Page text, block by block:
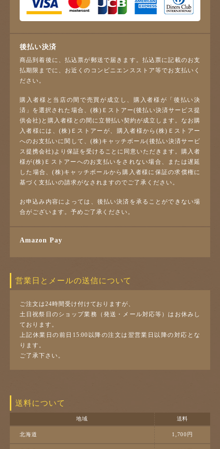
後払い決済
商品到着後に、払込票が郵送で届きます。払込票に記載のお支
払期限までに、お近くのコンビニエンスストア等でお支払いく
ださい。
購入者様と当店の間で売買が成立し、購入者様が「後払い決
済」を選択された場合、(株)Ｅストアー(後払い決済サービス提
供会社)と購入者様との間に立替払い契約が成立します。なお購
入者様には、(株)Ｅストアーが、購入者様から(株)Ｅストアー
へのお支払いに関して、(株)キャッチボール(後払い決済サービ
ス提携会社)より保証を受けることに同意いただきます。購入者
様が(株)Ｅストアーへのお支払いをされない場合、または遅延
した場合、(株)キャッチボールから購入者様に保証の求償権に
基づく支払いの請求がなされますのでご了承ください。
お申込み内容によっては、後払い決済を承ることができない場
合がございます。予めご了承ください。
Amazon Pay
営業日とメールの送信について
ご注文は24時間受け付けておりますが、
土日祝祭日のショップ業務（発送・メール対応等）はお休みし
ております。
上記休業日の前日15:00以降の注文は翌営業日以降の対応とな
ります。
ご了承下さい。
送料について
地域 送料
北海道 1,700円